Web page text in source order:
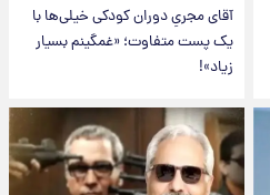
آقای مجریِ دوران کودکی خیلی‌ها با
یک پست متفاوت؛ «غمگینم بسیار
زیاد»!